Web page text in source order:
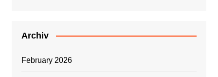
Archiv
February 2026